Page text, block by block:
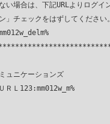
場合は、下記URLよりログイ
チェックをはずしてください。
ニケーションズ
Ｌ123:mm012w_m%